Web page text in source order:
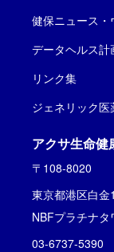
健保ニュース
データヘルス
リンク集
ジェネリック医
アクサ生命健
〒108-8020
東京都港区白金
NBFプラチナ
03-6737-5390